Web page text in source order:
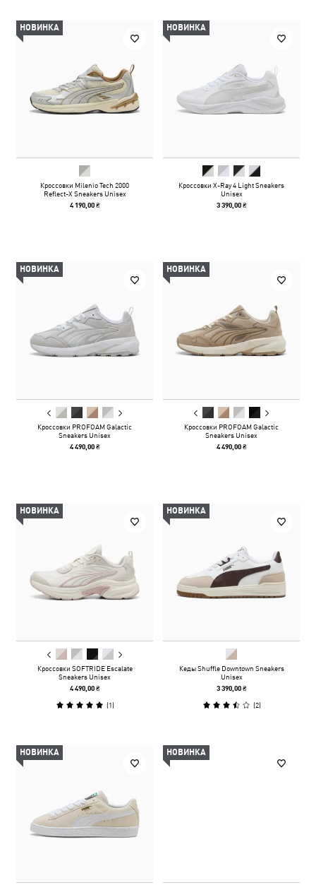
НОВИНКА
Кроссовки Milenio Tech 2000
Reflect-X Sneakers Unisex
4 190,00 ₴
НОВИНКА
Кроссовки X-Ray 4 Light Sneakers
Unisex
3 390,00 ₴
НОВИНКА
Кроссовки PROFOAM Galactic
Sneakers Unisex
4 490,00 ₴
НОВИНКА
Кроссовки PROFOAM Galactic
Sneakers Unisex
4 490,00 ₴
НОВИНКА
Кроссовки SOFTRIDE Escalate
Sneakers Unisex
4 490,00 ₴
(1)
НОВИНКА
Кеды Shuffle Downtown Sneakers
Unisex
3 390,00 ₴
(2)
НОВИНКА НОВИНКА